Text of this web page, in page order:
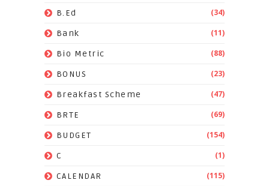
B.Ed (34)
Bank (11)
Bio Metric (88)
BONUS (23)
Breakfast Scheme (47)
BRTE (69)
BUDGET (154)
C (1)
CALENDAR (115)